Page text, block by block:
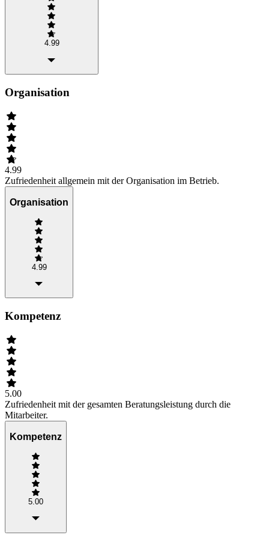
4.99
Organisation
4.99
Zufriedenheit allgemein mit der Organisation im Betrieb.
Organisation
4.99
Kompetenz
5.00
Zufriedenheit mit der gesamten Beratungsleistung durch die
Mitarbeiter.
Kompetenz
5.00